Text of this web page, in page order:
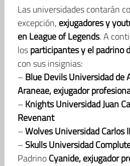
Las universidades contarán
excepción, exjugadores y
en League of Legends. A
losparticipantes y el padrino
con sus insignias:
–Blue Devils Universidad de
Araneae, exjugador
–Knights Universidad Juan
Revenant
–Wolves Universidad Carlos
–Skulls Universidad
PadrinoCyanide, exjugador